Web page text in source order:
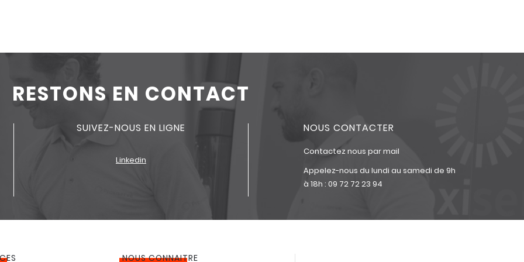
RESTONS EN CONTACT
SUIVEZ-NOUS EN LIGNE
Linkedin
NOUS CONTACTER
Contactez nous par mail
Appelez-nous du lundi au samedi de 9h
à 18h : 09 72 72 23 94
NOUS CONNAITRE